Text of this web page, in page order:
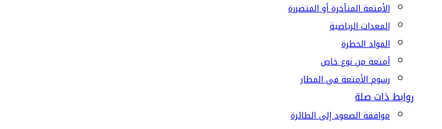
الأمتعة المتأخرة أو المتضررة
المعدات الرياضية
المواد الخطرة
أمتعة من نوع خاص
رسوم الأمتعة في المطار
روابط ذات صلة
موافقة الصعود إلى الطائرة